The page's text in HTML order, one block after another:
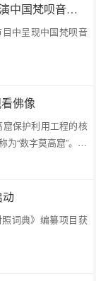
玉佛禅寺梵乐团在上海音乐厅“音乐午茶”上演中国梵呗音乐专场
目中呈现中国梵呗音
佛像
保护利用工程的核
为“数字莫高窟”。…
动
词典》编纂项目获